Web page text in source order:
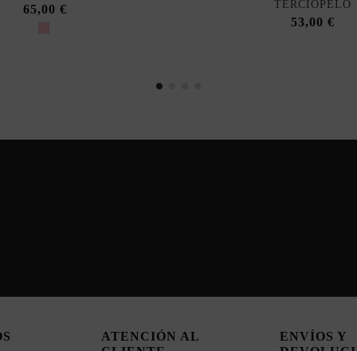
65,00 €
TERCIOPELO
53,00 €
ATENCIÓN AL
ENVÍOS Y